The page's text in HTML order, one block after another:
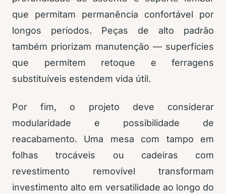
que permitam permanência confortável por
longos períodos. Peças de alto padrão
também priorizam manutenção — superfícies
que permitem retoque e ferragens
substituíveis estendem vida útil.
Por fim, o projeto deve considerar
modularidade e possibilidade de
reacabamento. Uma mesa com tampo em
folhas trocáveis ou cadeiras com
revestimento removível transformam
investimento alto em versatilidade ao longo do